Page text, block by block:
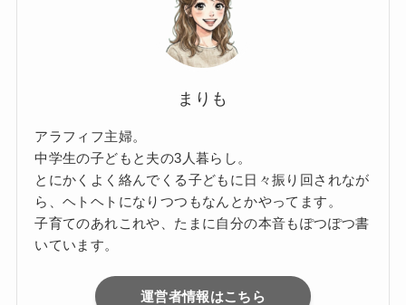
まりも
アラフィフ主婦。
中学生の子どもと夫の3人暮らし。
とにかくよく絡んでくる子どもに日々振り回されなが
ら、ヘトヘトになりつつもなんとかやってます。
子育てのあれこれや、たまに自分の本音もぽつぽつ書
いています。
運営者情報はこちら